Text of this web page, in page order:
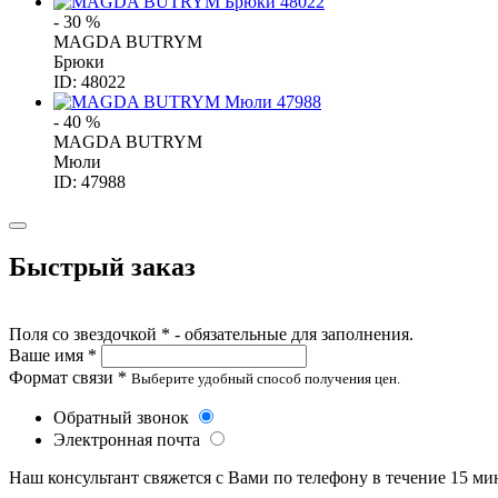
- 30 %
MAGDA BUTRYM
Брюки
ID: 48022
- 40 %
MAGDA BUTRYM
Мюли
ID: 47988
Быстрый заказ
Поля со звездочкой * - обязательные для заполнения.
Ваше имя *
Формат связи * Выберите удобный способ получения цен.
Обратный звонок
Электронная почта
Наш консультант свяжется с Вами по телефону в течение 15